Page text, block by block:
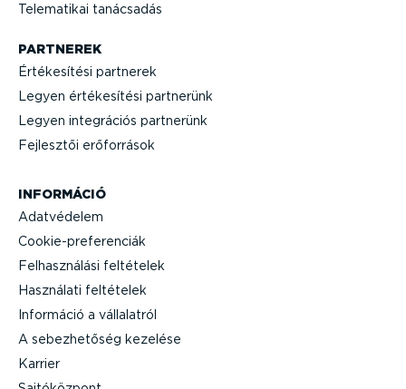
Telematikai tanácsadás
PARTNEREK
Értéke­sítési partnerek
Legyen értéke­sítési partnerünk
Legyen integrációs partnerünk
Fejlesztői erőforrások
INFORMÁCIÓ
Adatvédelem
Cooki­e-p­re­fe­renciák
Felhasz­nálási feltételek
Használati feltételek
Információ a vállalatról
A sebez­he­tőség kezelése
Karrier